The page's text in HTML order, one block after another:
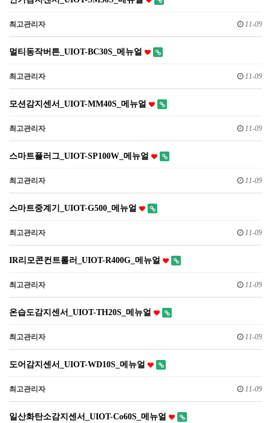
최고관리자 11-09
멀티동작버튼_UIOT-BC30S_메뉴얼
최고관리자 11-09
모션감지센서_UIOT-MM40S_메뉴얼
최고관리자 11-09
스마트플러그_UIOT-SP100W_메뉴얼
최고관리자 11-09
스마트중계기_UIOT-G500_메뉴얼
최고관리자 11-09
IR리모콘컨트롤러_UIOT-R400G_메뉴얼
최고관리자 11-09
온습도감지센서_UIOT-TH20S_메뉴얼
최고관리자 11-09
도어감지센서_UIOT-WD10S_메뉴얼
최고관리자 11-09
일산화탄소감지센서_UIOT-Co60S_메뉴얼